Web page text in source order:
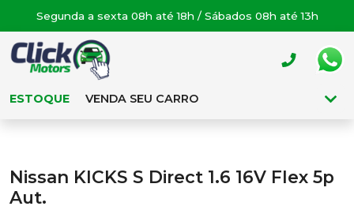
Segunda a sexta 08h até 18h / Sábados 08h até 13h
ESTOQUE VENDA SEU CARRO
Nissan KICKS S Direct 1.6 16V Flex 5p
Aut.